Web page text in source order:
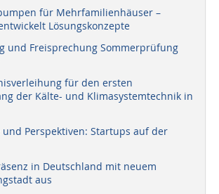
für Mehrfamilienhäuser –
Lösungskonzepte
und Freisprechung Sommerprüfung
für den ersten
der Kälte- und Klimasystemtechnik in
und Perspektiven: Startups auf der
in Deutschland mit neuem
aus